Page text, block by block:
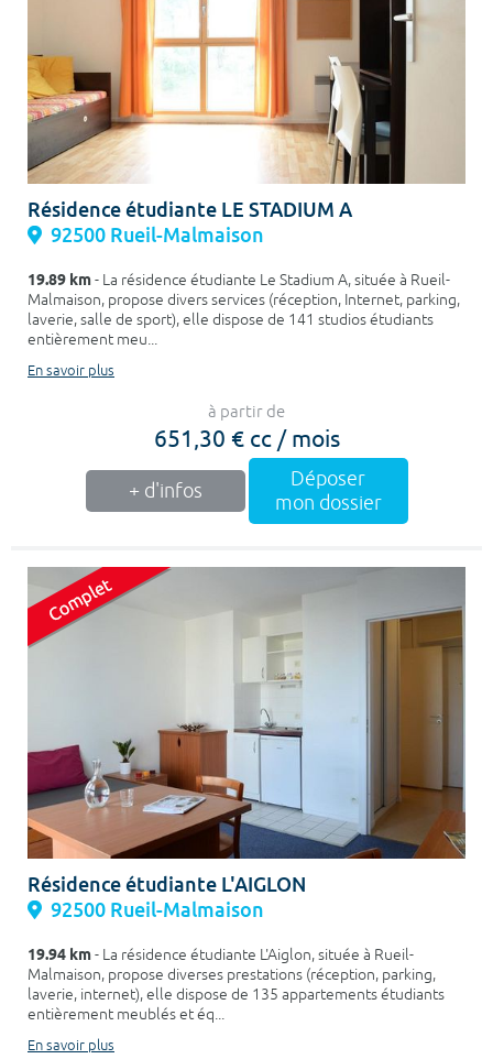
Résidence étudiante LE STADIUM A
92500 Rueil-Malmaison
19.89 km- La résidence étudiante Le Stadium A, située à Rueil-
Malmaison, propose divers services (réception, Internet, parking,
laverie, salle de sport), elle dispose de 141 studios étudiants
entièrement meu...
En savoir plus
à partir de
651,30 € cc / mois
+ d'infos
Déposer
mon dossier
Résidence étudiante L'AIGLON
92500 Rueil-Malmaison
19.94 km- La résidence étudiante L'Aiglon, située à Rueil-
Malmaison, propose diverses prestations (réception, parking,
laverie, internet), elle dispose de 135 appartements étudiants
entièrement meublés et éq...
En savoir plus